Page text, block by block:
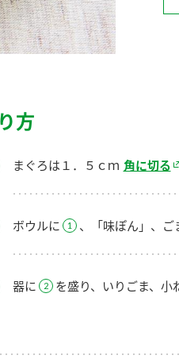
方
まぐろは１．５ｃｍ 角に切る
ボウルに 、「味ぽん」、ご
器に を盛り、いりごま、小